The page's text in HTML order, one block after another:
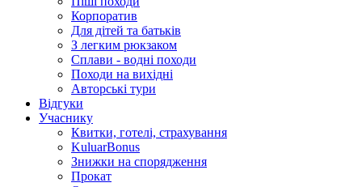
Корпоратив
Для дітей та батьків
З легким рюкзаком
Сплави - водні походи
Походи на вихідні
Авторські тури
Відгуки
Учаснику
Квитки, готелі, страхування
KuluarBonus
Знижки на спорядження
Прокат